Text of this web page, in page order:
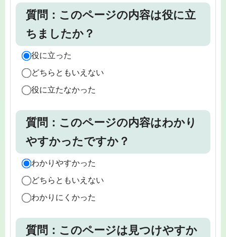
質問：このページの内容は役に立
ちましたか？
役に立った
どちらともいえない
役に立たなかった
質問：このページの内容はわかり
やすかったですか？
わかりやすかった
どちらともいえない
わかりにくかった
質問：このページは見つけやすか